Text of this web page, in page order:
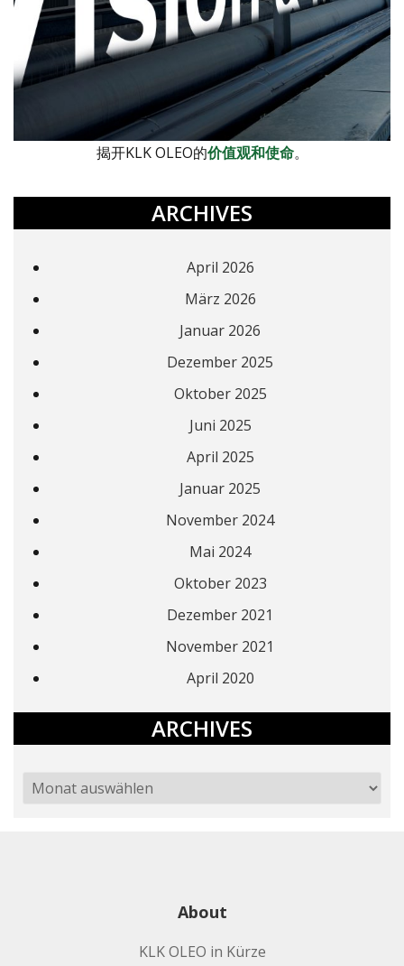
揭开KLK OLEO的价值观和使命。
ARCHIVES
April 2026
März 2026
Januar 2026
Dezember 2025
Oktober 2025
Juni 2025
April 2025
Januar 2025
November 2024
Mai 2024
Oktober 2023
Dezember 2021
November 2021
April 2020
ARCHIVES
About
KLK OLEO in Kürze